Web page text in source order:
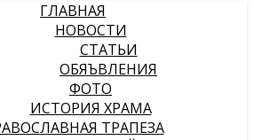
ГЛАВНАЯ
НОВОСТИ
СТАТЬИ
ОБЯЪВЛЕНИЯ
ФОТО
ИСТОРИЯ ХРАМА
ТРАПЕЗА